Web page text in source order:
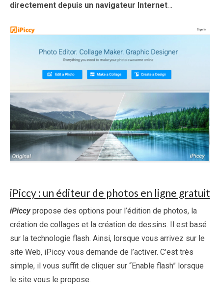
directement depuis un navigateur Internet…
iPiccy : un éditeur de photos en ligne gratuit
iPiccypropose des options pour l’édition de photos, la
création de collages et la création de dessins. Il est basé
sur la technologie flash. Ainsi, lorsque vous arrivez sur le
site Web, iPiccy vous demande de l’activer. C’est très
simple, il vous suffit de cliquer sur “Enable flash” lorsque
le site vous le propose.